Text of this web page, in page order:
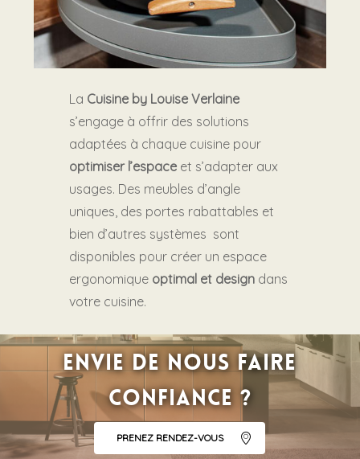
La Cuisine by Louise Verlaine
s’engage à offrir des solutions
adaptées à chaque cuisine pour
optimiser l’espace et s’adapter aux
usages. Des meubles d’angle
uniques, des portes rabattables et
bien d’autres systèmes sont
disponibles pour créer un espace
ergonomique optimal et design dans
votre cuisine.
Envie de nous faire
confiance ?
PRENEZ RENDEZ-VOUS